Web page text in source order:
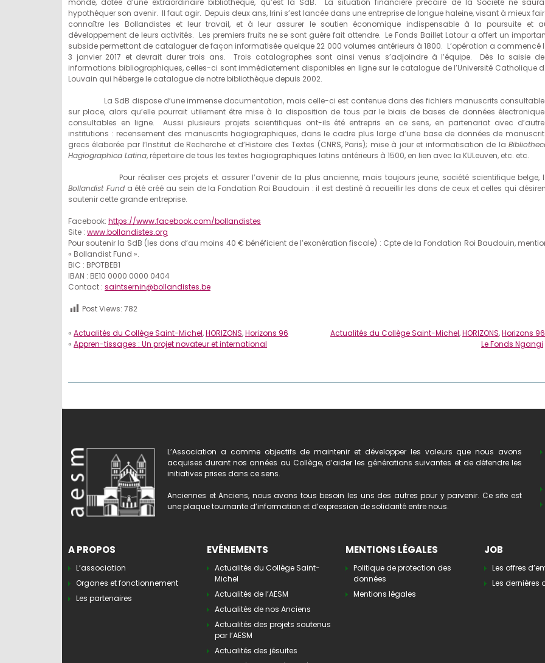
monde, dotée d’une extraordinaire bibliothèque, qu’est la SdB. La situation financière précaire de la Société ne
hypothéquer son avenir. Il faut agir. Depuis deux ans, Irini s’est lancée dans une entreprise de longue haleine, visant à mieux
connaître les Bollandistes et leur travail, et à leur assurer le soutien économique indispensable à la poursuite et
développement de leurs activités. Les premiers fruits ne se sont guère fait attendre. Le Fonds Baillet Latour a offert un
subside permettant de cataloguer de façon informatisée quelque 22 000 volumes antérieurs à 1800. L’opération a commencé
3 janvier 2017 et devrait durer trois ans. Trois catalographes sont ainsi venus s’adjoindre à l’équipe. Dès la saisie
informations bibliographiques, celles-ci sont immédiatement disponibles en ligne sur le catalogue de l’Université Catholique
Louvain qui héberge le catalogue de notre bibliothèque depuis 2002.
La SdB dispose d’une immense documentation, mais celle-ci est contenue dans des fichiers manuscrits
sur place, alors qu’elle pourrait utilement être mise à la disposition de tous par le biais de bases de données
consultables en ligne. Aussi plusieurs projets scientifiques ont-ils été entrepris en ce sens, en partenariat avec
institutions : recensement des manuscrits hagiographiques, dans le cadre plus large d’une base de données de
grecs élaborée par l’Institut de Recherche et d’Histoire des Textes (CNRS, Paris); mise à jour et informatisation de la
Hagiographica Latina, répertoire de tous les textes hagiographiques latins antérieurs à 1500, en lien avec la KULeuven, etc. etc.
Pour réaliser ces projets et assurer l’avenir de la plus ancienne, mais toujours jeune, société scientifique belge,
Bollandist Funda été créé au sein de la Fondation Roi Baudouin : il est destiné à recueillir les dons de ceux et celles qui
soutenir cette grande entreprise.
Facebook: https://www.facebook.com/bollandistes
Site : www.bollandistes.org
Pour soutenir la SdB (les dons d’au moins 40 € bénéficient de l’exonération fiscale) : Cpte de la Fondation Roi Baudouin,
« Bollandist Fund ».
BIC : BPOTBEB1
IBAN : BE10 0000 0000 0404
Contact : saintsernin@bollandistes.be
Post Views: 782
« Actualités du Collège Saint-Michel,HORIZONS,Horizons 96
« Appren-tissages : Un projet novateur et international
Actualités du Collège Saint-Michel,HORIZONS,Horizons 96
Le Fonds Ngangi
L’Association a comme objectifs de maintenir et développer les valeurs que nous avons
acquises durant nos années au Collège, d’aider les générations suivantes et de défendre les
initiatives prises dans ce sens.
Anciennes et Anciens, nous avons tous besoin les uns des autres pour y parvenir. Ce site est
une plaque tournante d’information et d’expression de solidarité entre nous.
A PROPOS
L’association
Organes et fonctionnement
Les partenaires
EVÉNEMENTS
Actualités du Collège Saint-
Michel
Actualités de l’AESM
Actualités de nos Anciens
Actualités des projets soutenus
par l’AESM
Actualités des jésuites
MENTIONS LÉGALES
Politique de protection des
données
Mentions légales
JOB
Les offres
Les dernières